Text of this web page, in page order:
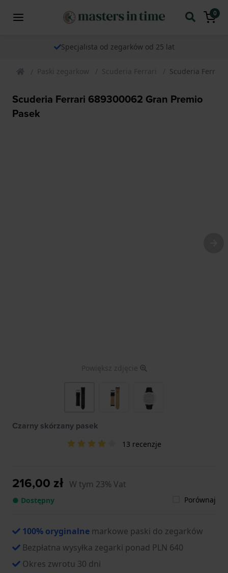
0
Specjalista od zegarków od 25 lat
Paski zegarkow Scuderia Ferrari Scuderia Ferrari
Scuderia Ferrari 689300062 Gran Premio
Pasek
Powiększ zdjęcie
Czarny skórzany pasek
13 recenzje
216,00 zł W tym 23% Vat
● Dostępny Porównaj
100% oryginalne markowe paski do zegarków
Bezpłatna wysyłka zegarki ponad PLN 640
Okres zwrotu 30 dni